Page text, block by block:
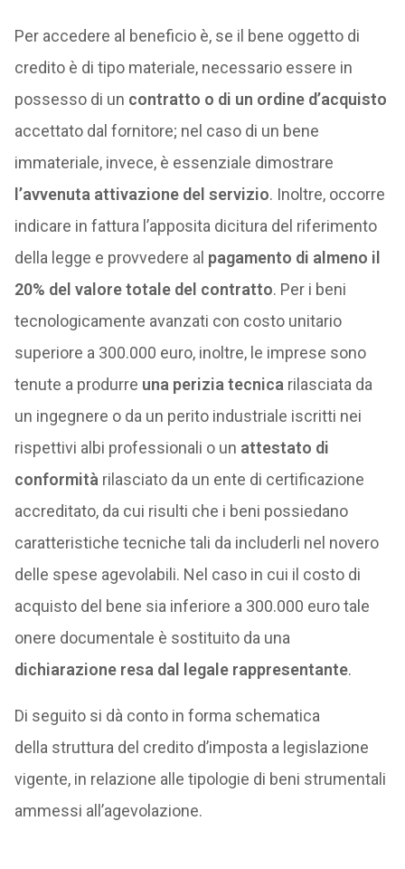
Per accedere al beneficio è, se il bene oggetto di
credito è di tipo materiale, necessario essere in
possesso di un contratto o di un ordine d’acquisto
accettato dal fornitore; nel caso di un bene
immateriale, invece, è essenziale dimostrare
l’avvenuta attivazione del servizio. Inoltre, occorre
indicare in fattura l’apposita dicitura del riferimento
della legge e provvedere al pagamento di almeno il
20% del valore totale del contratto. Per i beni
tecnologicamente avanzati con costo unitario
superiore a 300.000 euro, inoltre, le imprese sono
tenute a produrre una perizia tecnica rilasciata da
un ingegnere o da un perito industriale iscritti nei
rispettivi albi professionali o un attestato di
conformità rilasciato da un ente di certificazione
accreditato, da cui risulti che i beni possiedano
caratteristiche tecniche tali da includerli nel novero
delle spese agevolabili. Nel caso in cui il costo di
acquisto del bene sia inferiore a 300.000 euro tale
onere documentale è sostituito da una
dichiarazione resa dal legale rappresentante.
Di seguito si dà conto in forma schematica
della struttura del credito d’imposta a legislazione
vigente, in relazione alle tipologie di beni strumentali
ammessi all’agevolazione.